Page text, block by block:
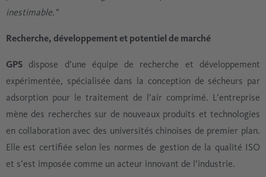
inestimable."
Recherche, développement et potentiel de marché
GPS dispose d’une équipe de recherche et développement
expérimentée, spécialisée dans la conception de sécheurs par
adsorption pour le traitement de l’air comprimé. L’entreprise
mène des recherches sur de nouveaux produits et technologies
en collaboration avec des universités chinoises de premier plan.
Elle est certifiée selon les normes de gestion de la qualité ISO
et s’est imposée comme un acteur innovant de l’industrie.